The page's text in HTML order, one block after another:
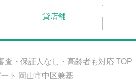
貸店舗
査・保証人なし・高齢者も対応 TOP
ト 岡山市中区兼基